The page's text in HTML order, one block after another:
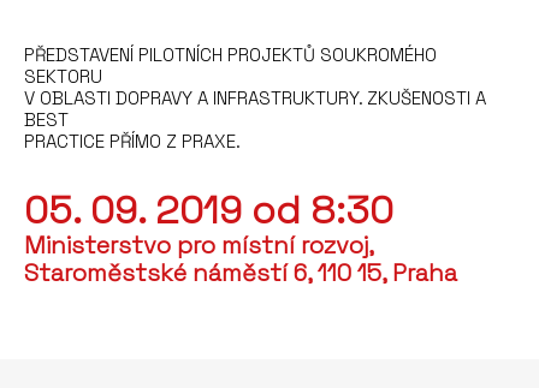
PŘEDSTAVENÍ PILOTNÍCH PROJEKTŮ SOUKROMÉHO
SEKTORU
V OBLASTI DOPRAVY A INFRASTRUKTURY. ZKUŠENOSTI A
BEST
PRACTICE PŘÍMO Z PRAXE.
05. 09. 2019 od 8:30
Ministerstvo pro místní rozvoj,
Staroměstské náměstí 6, 110 15, Praha